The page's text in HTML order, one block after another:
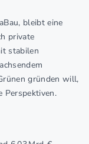
bleibt eine
private
stabilen
gründen will,
Perspektiven.